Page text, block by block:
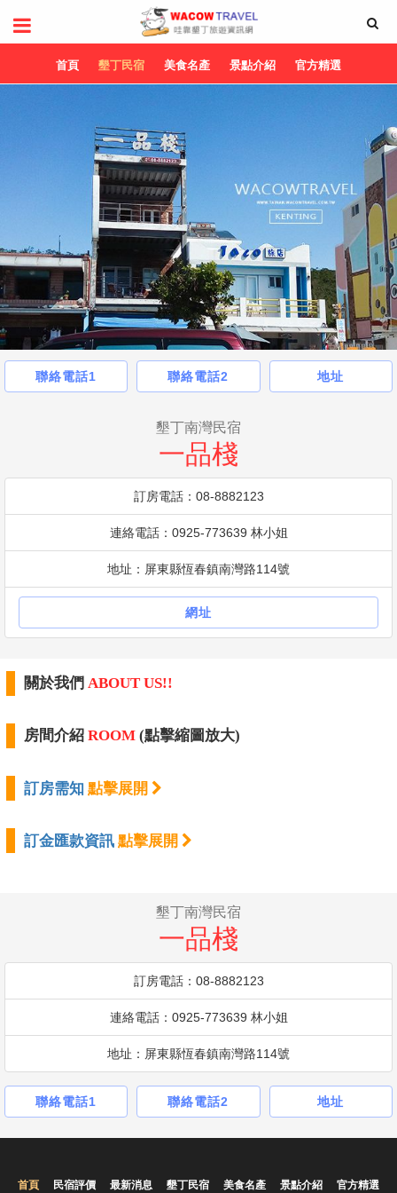
首頁 墾丁民宿 美食名產 景點介紹 官方精選
聯絡電話1 聯絡電話2 地址
墾丁南灣民宿
一品棧
訂房電話：08-8882123
連絡電話：0925-773639 林小姐
地址：屏東縣恆春鎮南灣路114號
網址
關於我們 ABOUT US!!
房間介紹 ROOM (點擊縮圖放大)
訂房需知 點擊展開
訂金匯款資訊 點擊展開
墾丁南灣民宿
一品棧
訂房電話：08-8882123
連絡電話：0925-773639 林小姐
地址：屏東縣恆春鎮南灣路114號
聯絡電話1 聯絡電話2 地址
首頁 民宿評價 最新消息 墾丁民宿 美食名產 景點介紹 官方精選